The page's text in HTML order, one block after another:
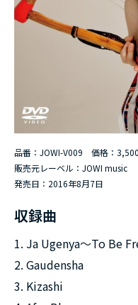
品番：JOWI-V009 価格：3,500
販売元レーベル：JOWI music
発売日：2016年8月7日
収録曲
1. Ja Ugenya～To Be
2. Gaudensha
3. Kizashi